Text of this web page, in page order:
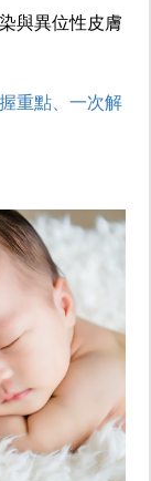
與異位性皮膚
重點、一次解